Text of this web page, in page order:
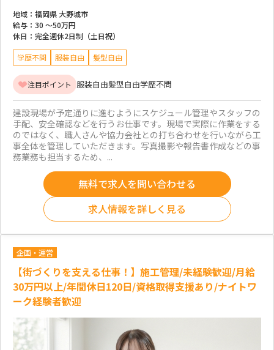
地域： 福岡県 大野城市
給与： 30 ～50万円
休日： 完全週休2日制（土日祝）
学歴不問 服装自由 髪型自由
注目ポイント 服装自由髪型自由学歴不問
建設現場が予定通りに進むようにスケジュール管理やスタッフの
手配、安全確認などを行うお仕事です。現場で実際に作業をする
のではなく、職人さんや協力会社との打ち合わせを行いながら工
事全体を管理していただきます。写真撮影や報告書作成などの事
務業務も担当するため、...
無料で求人を問い合わせる
求人情報を詳しく見る
企画・運営
【街づくりを支える仕事！】施工管理/未経験歓迎/月給
30万円以上/年間休日120日/資格取得支援あり/ナイトワ
ーク経験者歓迎